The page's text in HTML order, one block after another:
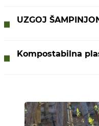
UZGOJ
Kompostabilna